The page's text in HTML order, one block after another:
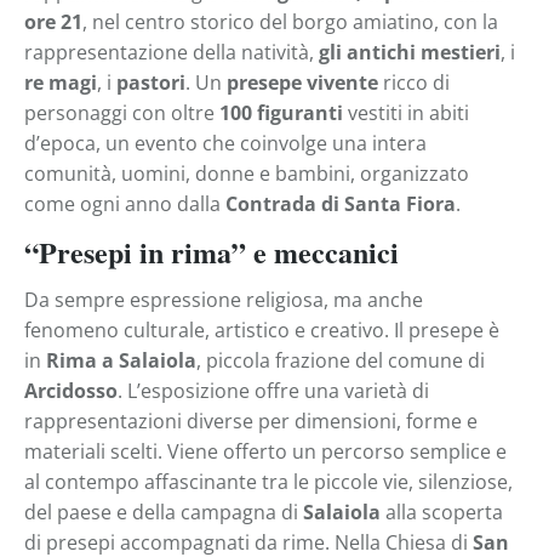
ore 21, nel centro storico del borgo amiatino, con la
rappresentazione della natività, gli antichi mestieri, i
re magi, i pastori. Un presepe vivente ricco di
personaggi con oltre 100 figuranti vestiti in abiti
d’epoca, un evento che coinvolge una intera
comunità, uomini, donne e bambini, organizzato
come ogni anno dalla Contrada di Santa Fiora.
“Presepi in rima” e meccanici
Da sempre espressione religiosa, ma anche
fenomeno culturale, artistico e creativo. Il presepe è
in Rima a Salaiola, piccola frazione del comune di
Arcidosso. L’esposizione offre una varietà di
rappresentazioni diverse per dimensioni, forme e
materiali scelti. Viene offerto un percorso semplice e
al contempo affascinante tra le piccole vie, silenziose,
del paese e della campagna di Salaiola alla scoperta
di presepi accompagnati da rime. Nella Chiesa di San